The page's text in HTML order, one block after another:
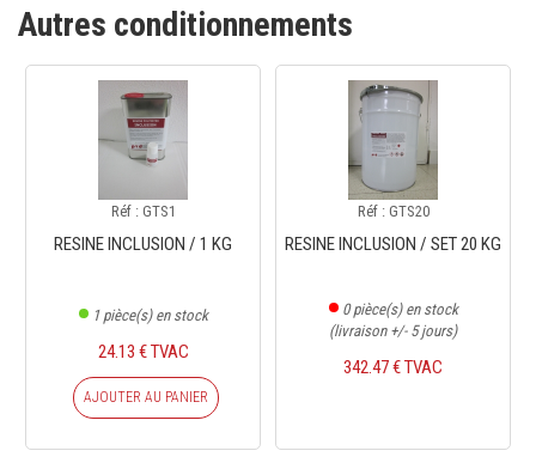
Autres conditionnements
Réf : GTS1
RESINE INCLUSION / 1 KG
1pièce(s) en stock
24.13 € TVAC
AJOUTER AU PANIER
Réf : GTS20
RESINE INCLUSION / SET 20 KG
0pièce(s) en stock
(livraison +/- 5 jours)
342.47 € TVAC